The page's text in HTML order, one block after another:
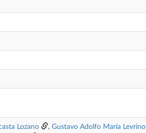
Lozano , Gustavo Adolfo María Levrino